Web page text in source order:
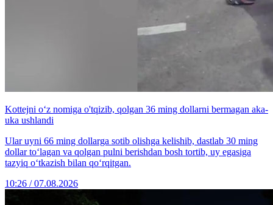
Kottejni o‘z nomiga o'tqizib, qolgan 36 ming dollarni bermagan aka-
uka ushlandi
Ular uyni 66 ming dollarga sotib olishga kelishib, dastlab 30 ming
dollar to‘lagan va qolgan pulni berishdan bosh tortib, uy egasiga
tazyiq o‘tkazish bilan qo‘rqitgan.
10:26 / 07.08.2026